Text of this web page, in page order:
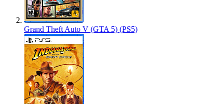
Grand Theft Auto V (GTA 5) (PS5)